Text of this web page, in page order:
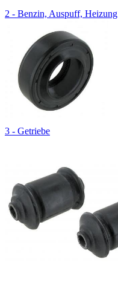
2 - Benzin, Auspuff, Heizung
3 - Getriebe